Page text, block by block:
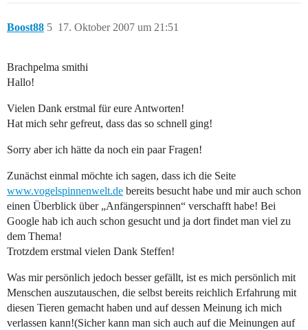
Boost88 17. Oktober 2007 um 21:51
5
Brachpelma smithi
Hallo!
Vielen Dank erstmal für eure Antworten!
Hat mich sehr gefreut, dass das so schnell ging!
Sorry aber ich hätte da noch ein paar Fragen!
Zunächst einmal möchte ich sagen, dass ich die Seite
www.vogelspinnenwelt.de bereits besucht habe und mir auch schon
einen Überblick über „Anfängerspinnen“ verschafft habe! Bei
Google hab ich auch schon gesucht und ja dort findet man viel zu
dem Thema!
Trotzdem erstmal vielen Dank Steffen!
Was mir persönlich jedoch besser gefällt, ist es mich persönlich mit
Menschen auszutauschen, die selbst bereits reichlich Erfahrung mit
diesen Tieren gemacht haben und auf dessen Meinung ich mich
verlassen kann!(Sicher kann man sich auch auf die Meinungen auf